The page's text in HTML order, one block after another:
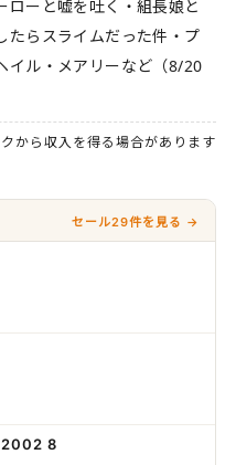
ローと嘘を吐く・組長娘と
たらスライムだった件・プ
イル・メアリーなど（8/20
から収入を得る場合があります
セール29件を見る →
2002 8